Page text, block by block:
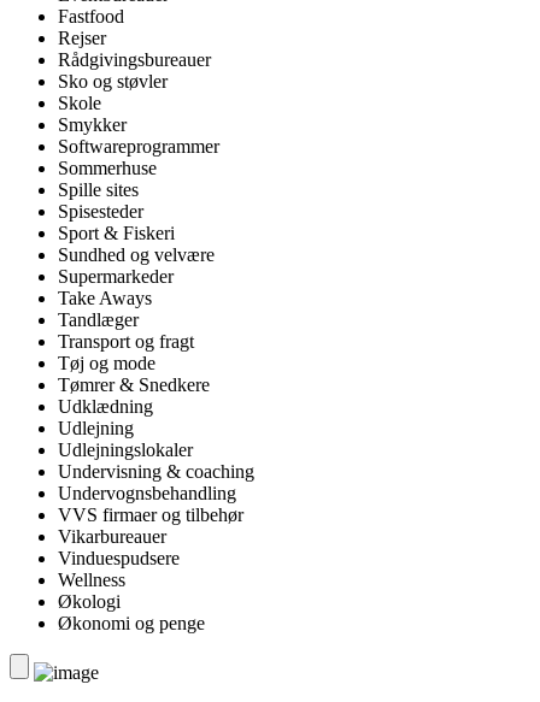
Fastfood
Rejser
Rådgivingsbureauer
Sko og støvler
Skole
Smykker
Softwareprogrammer
Sommerhuse
Spille sites
Spisesteder
Sport & Fiskeri
Sundhed og velvære
Supermarkeder
Take Aways
Tandlæger
Transport og fragt
Tøj og mode
Tømrer & Snedkere
Udklædning
Udlejning
Udlejningslokaler
Undervisning & coaching
Undervognsbehandling
VVS firmaer og tilbehør
Vikarbureauer
Vinduespudsere
Wellness
Økologi
Økonomi og penge